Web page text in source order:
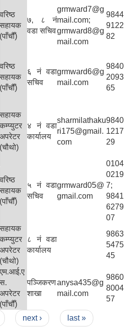
वरिष्‍ठ
सहायक
(पाँचौँ)
७, ८ नं
वडा सचिव
grmward7@g
mail.com;
grmward8@g
mail.com
9844
9122
82
वरिष्‍ठ
सहायक
(पाँचौँ)
६ नं वडा
सचिव
grmward6@g
mail.com
9840
2093
65
सहायक
कम्प्युटर
अपरेटर
(चौथो)
४ नं वडा
कार्यालय
sharmilathaku
ri175@gmail.
com
9840
1217
29
वरिष्‍ठ
सहायक
(पाँचौँ)
५ नं वडा
सचिव
grmward05@
gmail.com
0104
0219
7;
9841
6279
07
सहायक
कम्प्युटर
अपरेटर
(चौथो)
८ नं वडा
कार्यालय
9863
5475
45
एम.आई.ए
स.
अपरेटर
(पाँचौँ)
पञ्‍जिकरण
शाखा
anysa435@g
mail.com
9860
8004
57
next › last »